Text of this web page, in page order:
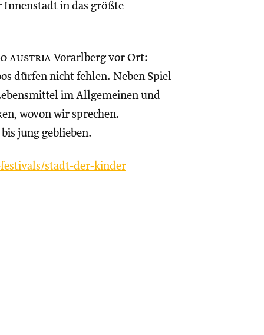
Innenstadt in das größte
austria Vorarlberg vor Ort:
dürfen nicht fehlen. Neben Spiel
im Allgemeinen und
wovon wir sprechen.
jung geblieben.
stadt-der-kinder